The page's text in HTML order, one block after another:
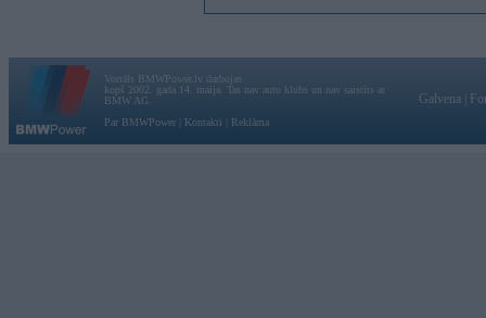
Vortāls BMWPower.lv darbojas
kopš 2002. gada 14. maija. Tas nav auto klubs un nav saistīts ar
BMW AG.
Par BMWPower
Kontakti Reklāma
Galvena